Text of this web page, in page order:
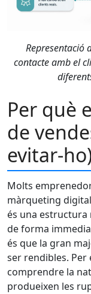
Representació
contacte amb el
Per què
de
evitar-
Molts
màrqueting
és una estructura
de forma
és que la gran
ser rendibles.
comprendre la
produeixen les